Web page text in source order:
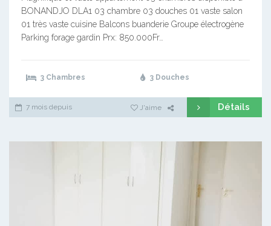
BONANDJO DLA1 03 chambre 03 douches 01 vaste salon
01 très vaste cuisine Balcons buanderie Groupe électrogène
Parking forage gardin Prx: 850.000Fr…
3 Chambres 3 Douches
7 mois depuis J'aime Détails